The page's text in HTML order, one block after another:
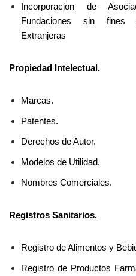
Incorporacion de
Fundaciones sin
Extranjeras
Propiedad Intelectual.
Marcas.
Patentes.
Derechos de Autor.
Modelos de Utilidad.
Nombres Comerciales.
Registros Sanitarios.
Registro de Alimentos y
Registro de Productos